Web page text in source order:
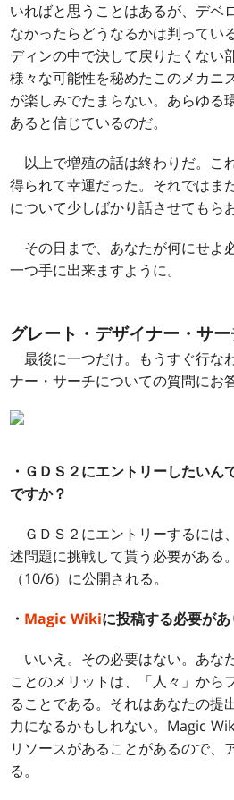
いればと思うことはあるが、デベ
なかったらどうなるかは判ってい
ディンの中で決して戻りたくない
様々な可能性を秘めたこのメカニ
が楽しみでたまらない。あらゆる
あると信じているのだ。
以上で増殖の話は終わりだ。こ
得られて幸運だった。それではま
について少しばかり話させてもらお
その日まで、あなたが何にせよ
一つ手に出来ますように。
グレート・デザイナー・サ
最後に一つだけ。もうすぐ行な
ナー・サーチについての質問にお
・ＧＤＳ２にエントリーしたいん
ですか？
ＧＤＳ２にエントリーするには
述問題に挑戦して貰う必要がある
（10/6）に公開される。
・ Magic Wikiに投稿する必要があ
いいえ。その必要はない。あな
ことのメリットは、「人々」から
ることである。それはあなたの提
力になるかもしれない。Magic
リソースがあることがあるので、
る。